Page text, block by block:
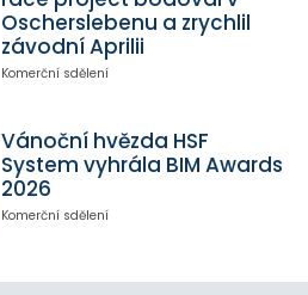
Oscherslebenu a zrychlil
závodní Aprilii
Komerční sdělení
Vánoční hvězda HSF
System vyhrála BIM Awards
2026
Komerční sdělení